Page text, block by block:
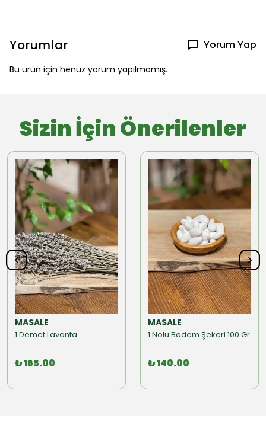
Yorumlar Yorum Yap
Bu ürün için henüz yorum yapılmamış.
Sizin İçin Önerilenler
MASALE
1 Demet Lavanta
₺ 165.00
MASALE
1 Nolu Badem Şekeri 100 Gr
₺ 140.00